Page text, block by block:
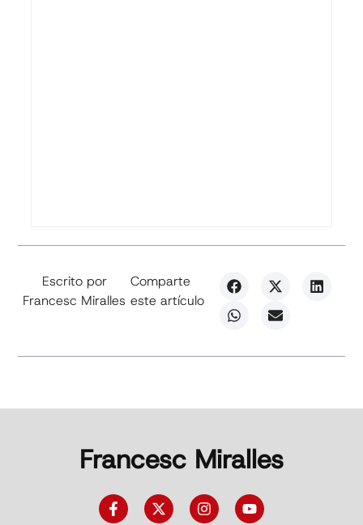
Escrito por
Francesc Miralles
Comparte
este artículo
Francesc Miralles